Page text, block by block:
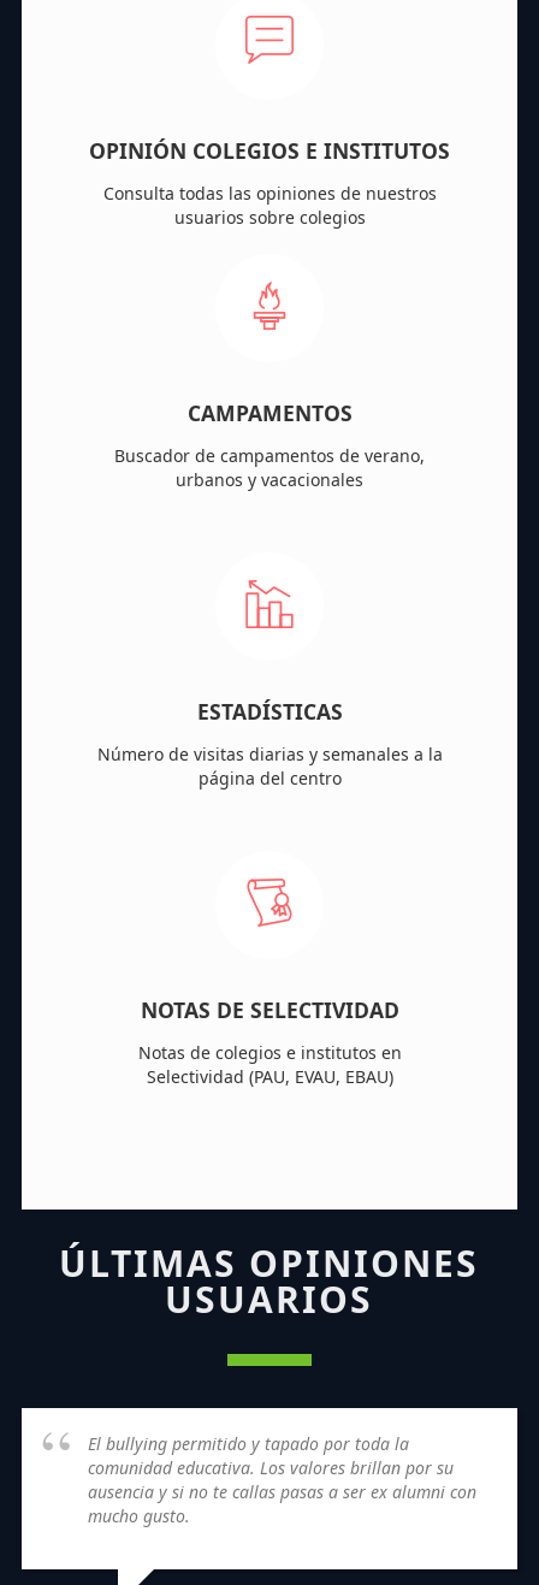
OPINIÓN COLEGIOS E INSTITUTOS
Consulta todas las opiniones de nuestros
usuarios sobre colegios
CAMPAMENTOS
Buscador de campamentos de verano,
urbanos y vacacionales
ESTADÍSTICAS
Número de visitas diarias y semanales a la
página del centro
NOTAS DE SELECTIVIDAD
Notas de colegios e institutos en
Selectividad (PAU, EVAU, EBAU)
ÚLTIMAS OPINIONES
USUARIOS
El bullying permitido y tapado por toda la
comunidad educativa. Los valores brillan por su
ausencia y si no te callas pasas a ser ex alumni con
mucho gusto.